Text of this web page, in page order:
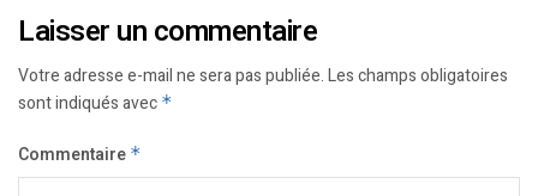
Laisser un commentaire
Votre adresse e-mail ne sera pas publiée.Les champs obligatoires
sont indiqués avec *
Commentaire *